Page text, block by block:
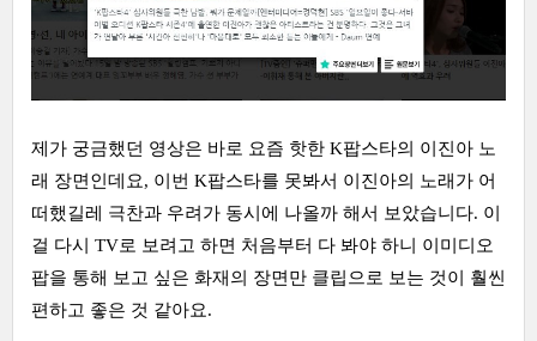
제가 궁금했던 영상은 바로 요즘 핫한 K팝스타의 이진아 노
래 장면인데요, 이번 K팝스타를 못봐서 이진아의 노래가 어
떠했길레 극찬과 우려가 동시에 나올까 해서 보았습니다. 이
걸 다시 TV로 보려고 하면 처음부터 다 봐야 하니 이미디오
팝을 통해 보고 싶은 화재의 장면만 클립으로 보는 것이 훨씬
편하고 좋은 것 같아요.